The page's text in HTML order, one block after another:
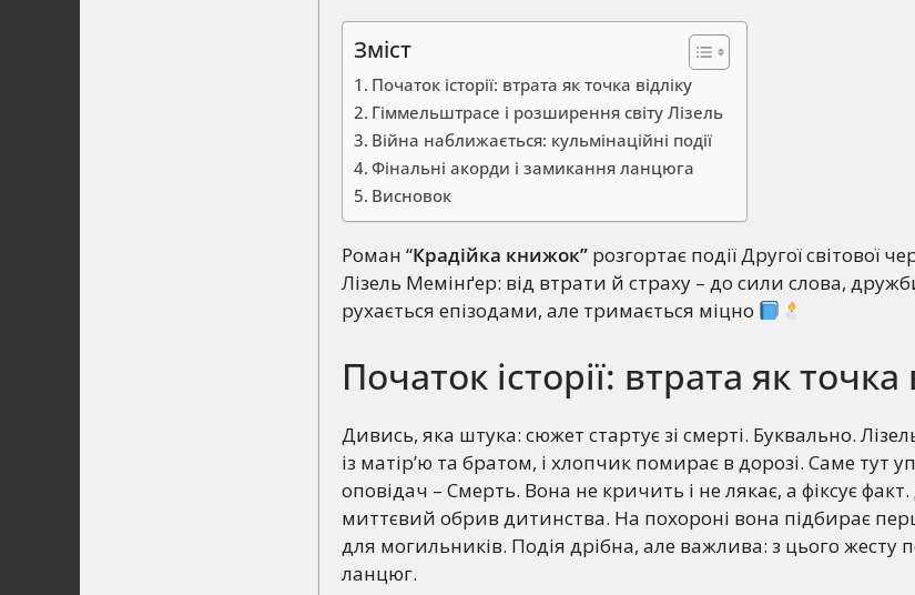
Зміст
Початок історії: втрата як точка відліку
Гіммельштрасе і розширення світу Лізель
Війна наближається: кульмінаційні події
Фінальні акорди і замикання ланцюга
Висновок
Роман “Крадійка книжок” розгортає події Другої світової
Лізель Мемінґер: від втрати й страху – до сили слова,
рухається епізодами, але тримається міцно
Початок історії: втрата як точка
Дивись, яка штука: сюжет стартує зі смерті. Буквально.
із матір’ю та братом, і хлопчик помирає в дорозі. Саме тут
оповідач – Смерть. Вона не кричить і не лякає, а фіксує
миттєвий обрив дитинства. На похороні вона підбирає
для могильників. Подія дрібна, але важлива: з цього жесту
ланцюг.